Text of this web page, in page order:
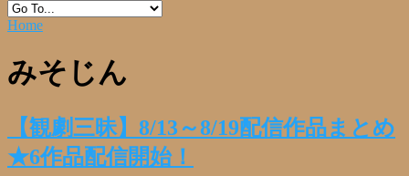
Home
みそじん
【観劇三昧】8/13～8/19配信作品まとめ
★6作品配信開始！